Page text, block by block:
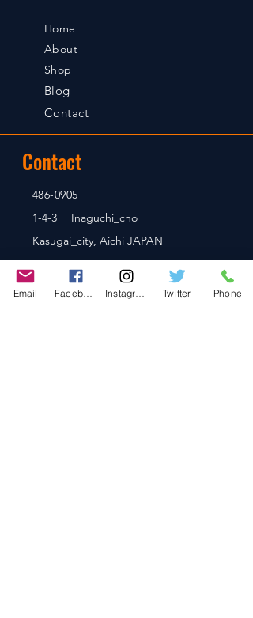
Home
About
Shop
Blog
Contact
Contact
486-0905
1-4-3 Inaguchi_cho
Kasugai_city, Aichi JAPAN
Email Twitter Phone